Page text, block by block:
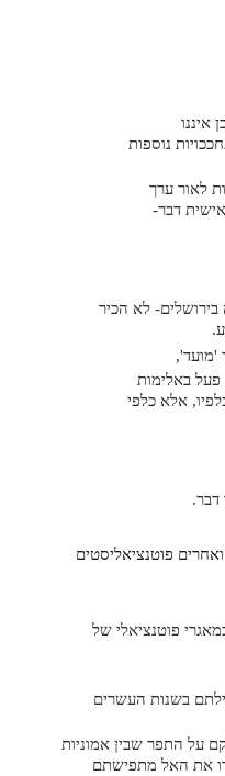
איננו
נוספות
לאור ערך
דבר-
לא הכיר
'מועד',
בפעם הראשונה- 2005, פעל באלימות
אלא כלפי
דבר.
פוטנציאליסטים
פוטנציאלי של
בשנות העשרים
על התפר שבין אמוניות
את האל מתפישתם